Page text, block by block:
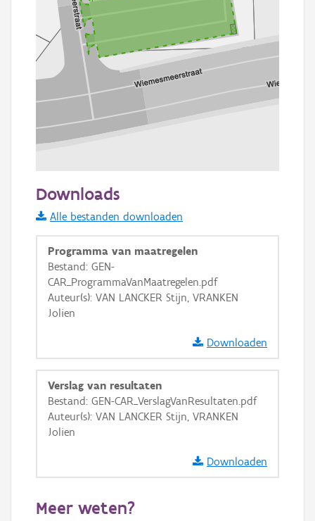
Informatie Vlaanderen
i
+ −
Basis Lagen
OSM-Basiskaart
Downloads
Alle bestanden downloaden
Programma van maatregelen
Bestand: GEN-
CAR_ProgrammaVanMaatregelen.pdf
Auteur(s): VAN LANCKER Stijn, VRANKEN
Jolien
Downloaden
Verslag van resultaten
Bestand: GEN-CAR_VerslagVanResultaten.pdf
Auteur(s): VAN LANCKER Stijn, VRANKEN
Jolien
Downloaden
Meer weten?